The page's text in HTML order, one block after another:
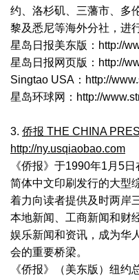
约、洛杉矶、三藩市、多
黎及悉尼等海外分社，进
星岛日报美东版：http://
星岛日报网页版：http://
Singtao USA：http://
星岛环球网：http://
3. 侨报 THE CHINA
http://ny.usqiaobao.com
《侨报》于1990年1月5
简体中文印刷发行的大型
着力向读者提供及时两岸
本地新闻、工商新闻和财
娱乐新闻和资讯，成为华
会的重要桥梁。
《侨报》（美东版）纽约